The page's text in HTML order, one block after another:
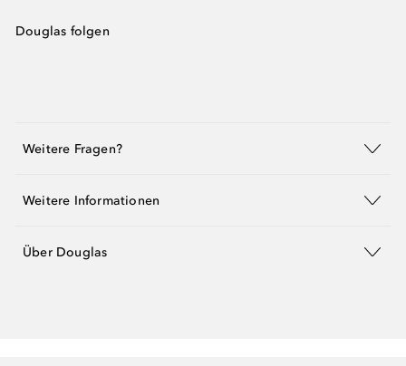
Douglas folgen
Weitere Fragen?
Weitere Informationen
Über Douglas